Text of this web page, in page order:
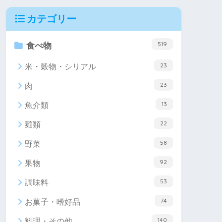
カテゴリー
食べ物 519
米・穀物・シリアル 23
肉 23
魚介類 13
麺類 22
野菜 58
果物 92
調味料 53
お菓子・嗜好品 74
140